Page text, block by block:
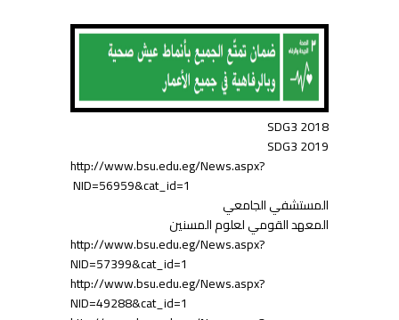
SDG3 2018
SDG3 2019
http://www.bsu.edu.eg/News.aspx?
NID=56959&cat_id=1
المستشفي الجامعي
المعهد القومي لعلوم المسنين
http://www.bsu.edu.eg/News.aspx?
NID=57399&cat_id=1
http://www.bsu.edu.eg/News.aspx?
NID=49288&cat_id=1